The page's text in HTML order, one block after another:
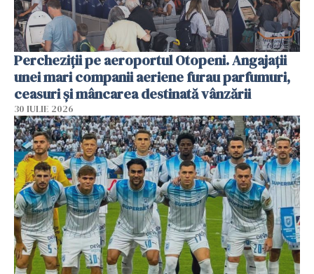
Percheziții pe aeroportul Otopeni. Angajații
unei mari companii aeriene furau parfumuri,
ceasuri și mâncarea destinată vânzării
30 IULIE 2026